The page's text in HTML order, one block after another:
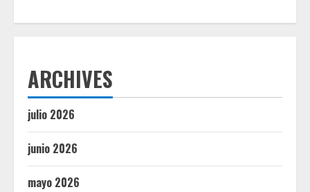
ARCHIVES
julio 2026
junio 2026
mayo 2026